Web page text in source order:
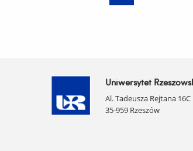
Uniwersytet
Al. Tadeusza Rejtana 16C
35-959 Rzeszów